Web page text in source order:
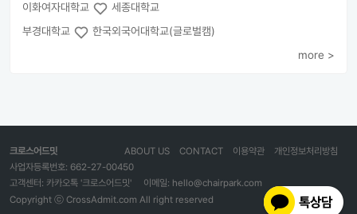
이화여자대학교
세종대학교
부경대학교
한국외국어대학교(글로벌캠)
more >
크로스어드밋 개인정보처리방침
이용약관
CONTACT
ABOUT US
사업자등록번호: 662-27-00450
고객센터: 카카오톡 '크로스어드밋'
이메일: hello@chairpark.com
Copyright ⓒ CrossAdmit.com All right reserved